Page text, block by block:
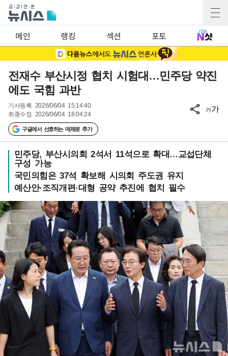
메인 랭킹 섹션 포토
전재수 부산시정 협치 시험대…민주당 약진
에도 국힘 과반
기사등록 2026/06/04 15:14:40
최종수정 2026/06/04 18:04:24
구글에서 선호하는 매체로 추가
가가
민주당, 부산시의회 2석서 11석으로 확대…교섭단체
구성 가능
국민의힘은 37석 확보해 시의회 주도권 유지
예산안·조직개편·대형 공약 추진에 협치 필수